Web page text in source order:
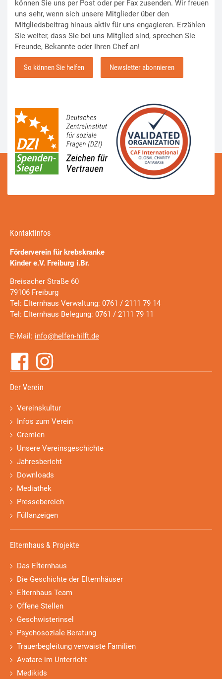
können Sie uns per Post oder per Fax zusenden. Wir freuen
uns sehr, wenn sich unsere Mitglieder über den
Mitgliedsbeitrag hinaus aktiv für uns engagieren. Erzählen
Sie weiter, dass Sie bei uns Mitglied sind, sprechen Sie
Freunde, Bekannte oder Ihren Chef an!
So können Sie helfen Newsletter abonnieren
Kontaktinfos
Förderverein für krebskranke
Kinder e.V. Freiburg i.Br.
Breisacher Straße 60
79106 Freiburg
Tel: Elternhaus Verwaltung: 0761 / 2111 79 14
Tel: Elternhaus Belegung: 0761 / 2111 79 11
E-Mail: info@helfen-hilft.de
Der Verein
Vereinskultur
Infos zum Verein
Gremien
Unsere Vereinsgeschichte
Jahresbericht
Downloads
Mediathek
Pressebereich
Füllanzeigen
Elternhaus & Projekte
Das Elternhaus
Die Geschichte der Elternhäuser
Elternhaus Team
Offene Stellen
Geschwisterinsel
Psychosoziale Beratung
Trauerbegleitung verwaiste Familien
Avatare im Unterricht
Medikids